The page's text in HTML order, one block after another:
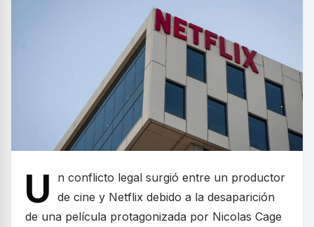
U
n conflicto legal surgió entre un productor
de cine y Netflix debido a la desaparición
de una película protagonizada por Nicolas Cage